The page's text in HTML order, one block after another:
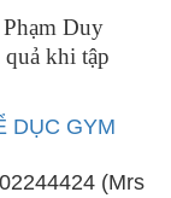
Duy
quả khi tập
DỤC GYM
(Mrs